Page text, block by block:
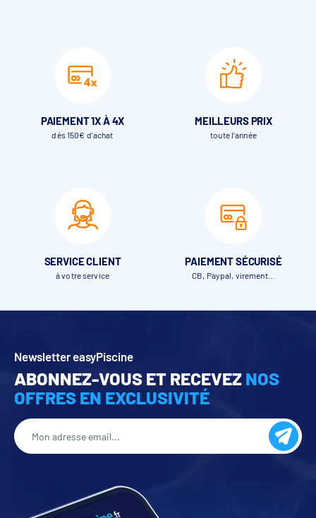
PAIEMENT 1X À 4X
dès 150€ d'achat
MEILLEURS PRIX
toute l’année
SERVICE CLIENT
à votre service
PAIEMENT SÉCURISÉ
CB, Paypal, virement…
Newsletter easyPiscine
ABONNEZ-VOUS ET RECEVEZ NOS
OFFRES EN EXCLUSIVITÉ